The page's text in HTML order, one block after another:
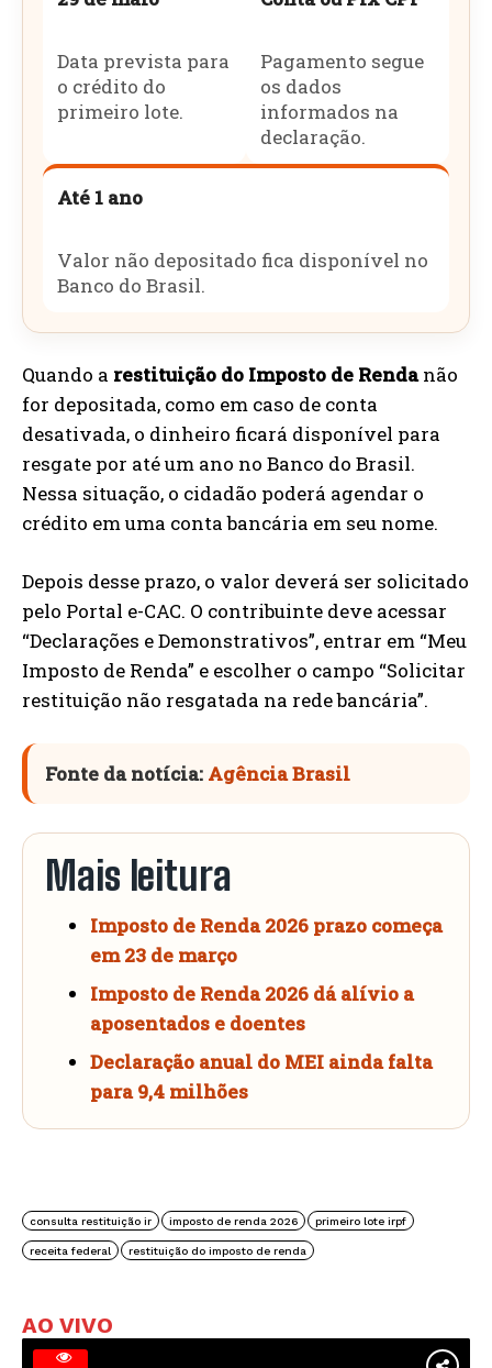
AO VIVO
Data prevista para
o crédito do
primeiro lote.
Pagamento segue
os dados
informados na
declaração.
Até 1 ano
Valor não depositado fica disponível no
Banco do Brasil.
Quando a restituição do Imposto de Rendanão
for depositada, como em caso de conta
desativada, o dinheiro ficará disponível para
resgate por até um ano no Banco do Brasil.
Nessa situação, o cidadão poderá agendar o
crédito em uma conta bancária em seu nome.
Depois desse prazo, o valor deverá ser solicitado
pelo Portal e-CAC. O contribuinte deve acessar
“Declarações e Demonstrativos”, entrar em “Meu
Imposto de Renda” e escolher o campo “Solicitar
restituição não resgatada na rede bancária”.
Fonte da notícia: Agência Brasil
Mais leitura
Imposto de Renda 2026 prazo começa
em 23 de março
Imposto de Renda 2026 dá alívio a
aposentados e doentes
Declaração anual do MEI ainda falta
para 9,4 milhões
consulta restituição ir imposto de renda 2026 primeiro lote irpf
receita federal restituição do imposto de renda